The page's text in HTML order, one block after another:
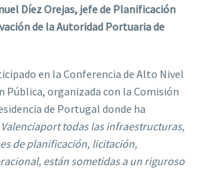
Díez Orejas, jefe de Planificación
de la Autoridad Portuaria de
en la Conferencia de Alto Nivel
Pública, organizada con la Comisión
de Portugal donde ha
todas las infraestructuras,
de planificación, licitación,
están sometidas a un riguroso